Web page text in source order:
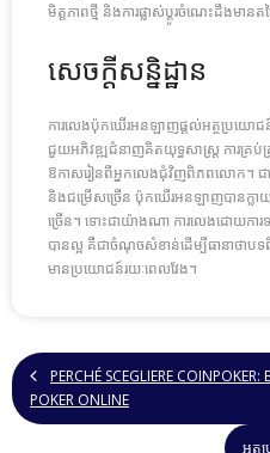
មិត្តភាពថ្មី និងការផ្លាស់ប្តូរចំណេះដឹងមានតម្
សេចក្តីសន្និដ្ឋាន
ការលេងប៉ុកឃើរអនឡាញផ្តល់អត្ថប្រយោជន៍
ជួយអភិវឌ្ឍជំនាញគិតយុទ្ធសាស្ត្រ ការគ្រប់គ្
ឱកាសរៀនពីអ្នកលេងជុំវិញពិភពលោក។
និងជម្រើសច្រើន ប៉ុកឃើរអនឡាញបានក្ល
ច្រើន។ ទោះជាយ៉ាងណា ការលេងដោយកា
បានល្អ គឺជាចំណុចសំខាន់ដើម្បីធានាថាបទ
មានប្រយោជន៍រយៈពេលវែង។
PERCHÉ SCEGLIERE
POKER ONLINE
អត្